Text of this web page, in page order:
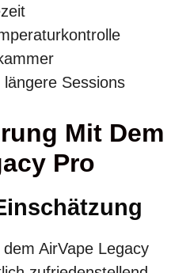
Sessions
Mit Dem
Pro
AirVape Legacy